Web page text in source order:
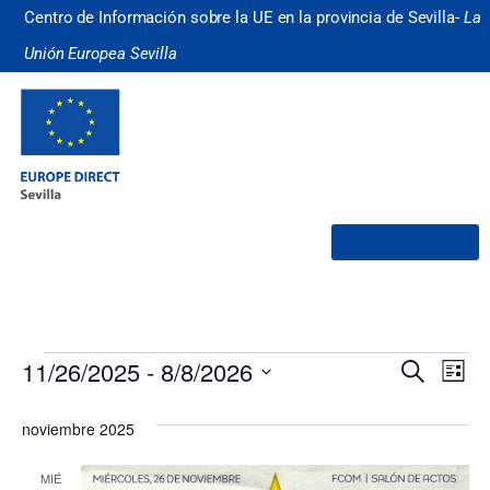
Centro de Información sobre la UE en la provincia de Sevilla- La
Unión Europea Sevilla
de
Buscar
de
Lista
11/26/2025 - 8/8/2026
fecha.
noviembre 2025
MIÉ